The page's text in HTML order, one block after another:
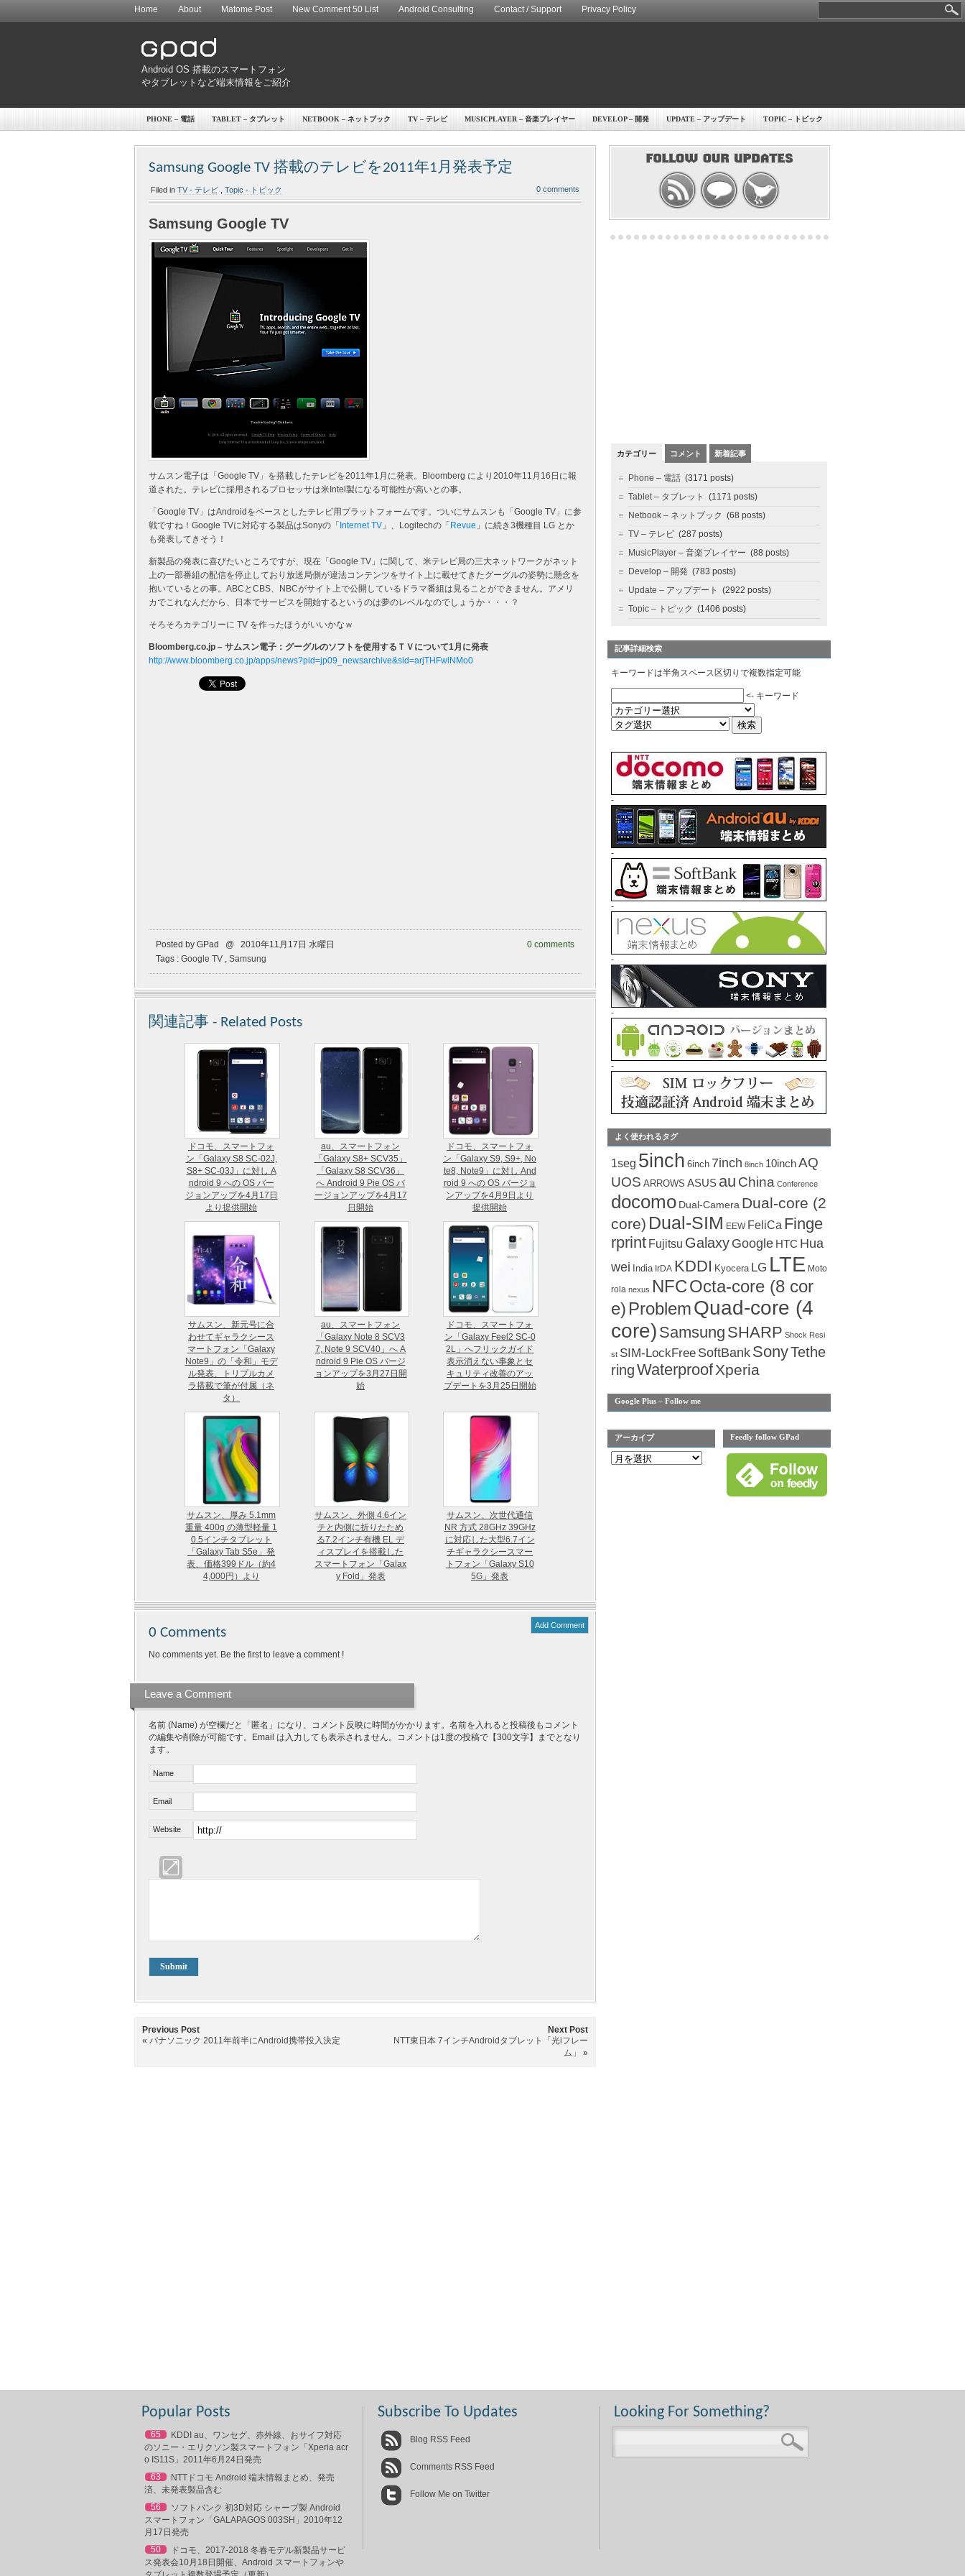
Home About Matome Post New Comment 50 List Android Consulting Contact / Support Privacy Policy
Android OS 搭載のスマートフォン
やタブレットなど端末情報をご紹介
PHONE – 電話 TABLET – タブレット NETBOOK – ネットブック TV – テレビ MUSICPLAYER – 音楽プレイヤー DEVELOP – 開発 UPDATE – アップデート TOPIC – トピック
Samsung Google TV 搭載のテレビを2011年1月発表予定
Filed in TV - テレビ Topic - トピック 0 comments
Samsung Google TV
サムスン電子は「Google TV」を搭載したテレビを2011年1月に発表。Bloomberg により2010年11月16日に報
道された。テレビに採用されるプロセッサは米Intel製になる可能性が高いとの事。
「Google TV」はAndroidをベースとしたテレビ用プラットフォームです。ついにサムスンも「Google TV」に参
戦ですね！Google TVに対応する製品はSonyの「 Internet TV 」、Logitechの「 Revue 」に続き3機種目 LG とか
も発表してきそう！
新製品の発表に喜びたいところですが、現在「Google TV」に関して、米テレビ局の三大ネットワークがネット
上の一部番組の配信を停止しており放送局側が違法コンテンツをサイト上に載せてきたグーグルの姿勢に懸念を
抱いているとの事。ABCとCBS、NBCがサイト上で公開しているドラマ番組は見ることができません。アメリ
カでこれなんだから、日本でサービスを開始するというのは夢のレベルなのでしょうか・・・？
そろそろカテゴリーに TV を作ったほうがいいかなｗ
Bloomberg.co.jp – サムスン電子：グーグルのソフトを使用するＴＶについて1月に発表
http://www.bloomberg.co.jp/apps/news?pid=jp09_newsarchive&sid=arjTHFwlNMo0
Posted by GPad @ 2010年11月17日 水曜日
0 comments
Tags : Google TV , Samsung
関連記事 - Related Posts
ドコモ、スマートフォ
ン「Galaxy S8 SC-02J,
S8+ SC-03J」に対し A
ndroid 9 への OS バー
ジョンアップを4月17日
より提供開始
au、スマートフォン
「Galaxy S8+ SCV35」
「Galaxy S8 SCV36」
へ Android 9 Pie OS バ
ージョンアップを4月17
日開始
ドコモ、スマートフォ
ン「Galaxy S9, S9+, No
te8, Note9」に対し And
roid 9 への OS バージョ
ンアップを4月9日より
提供開始
サムスン、新元号に合
わせてギャラクシース
マートフォン「Galaxy
Note9」の「令和」モデ
ル発表、トリプルカメ
ラ搭載で筆が付属（ネ
タ）
au、スマートフォン
「Galaxy Note 8 SCV3
7, Note 9 SCV40」へ A
ndroid 9 Pie OS バージ
ョンアップを3月27日開
始
ドコモ、スマートフォ
ン「Galaxy Feel2 SC-0
2L」へフリックガイド
表示消えない事象とセ
キュリティ改善のアッ
プデートを3月25日開始
サムスン、厚み 5.1mm
重量 400g の薄型軽量 1
0.5インチタブレット
「Galaxy Tab S5e」発
表、価格399ドル（約4
4,000円）より
サムスン、外側 4.6イン
チと内側に折りたため
る7.2インチ有機 EL デ
ィスプレイを搭載した
スマートフォン「Galax
y Fold」発表
サムスン、次世代通信
NR 方式 28GHz 39GHz
に対応した大型6.7イン
チギャラクシースマー
トフォン「Galaxy S10
5G」発表
0 Comments Add Comment
No comments yet. Be the first to leave a comment !
Leave a Comment
名前 (Name) が空欄だと「匿名」になり、コメント反映に時間がかかります。名前を入れると投稿後もコメント
の編集や削除が可能です。Email は入力しても表示されません。コメントは1度の投稿で【300文字】までとなり
ます。
Name
Email
Website
Previous Post
« パナソニック 2011年前半にAndroid携帯投入決定
Next Post
NTT東日本 7インチAndroidタブレット「光iフレー
ム」
»
カテゴリー コメント 新着記事
Phone – 電話 (3171 posts)
Tablet – タブレット
(1171 posts)
Netbook – ネットブック (68 posts)
TV – テレビ (287 posts)
MusicPlayer – 音楽プレイヤー (88 posts)
Develop – 開発 (783 posts)
Update – アップデート
(2922 posts)
Topic – トピック (1406 posts)
記事詳細検索
キーワードは半角スペース区切りで複数指定可能
<- キーワード
-
-
-
-
-
-
よく使われるタグ
1seg 5inch 6inch 7inch 8inch 10inchAQ
UOS ARROWS ASUS au China Conference
docomo Dual-Camera Dual-core (2
core) Dual-SIM EEW FeliCa Finge
rprint Fujitsu Galaxy Google HTC Hua
wei India IrDA KDDI Kyocera LG LTE Moto
rola nexus NFCOcta-core (8 cor
e) ProblemQuad-core (4
core) Samsung SHARP Shock Resi
st SIM-LockFree SoftBank SonyTethe
ringWaterproofXperia
Google Plus – Follow me
アーカイブ Feedly follow GPad
Popular Posts
65
KDDI au、ワンセグ、赤外線、おサイフ対応
のソニー・エリクソン製スマートフォン「Xperia acr
o IS11S」2011年6月24日発売
63
NTTドコモ Android 端末情報まとめ、発売
済、未発表製品含む
56
ソフトバンク 初3D対応 シャープ製 Android
スマートフォン「GALAPAGOS 003SH」2010年12
月17日発売
50
ドコモ、2017-2018 冬春モデル新製品サービ
ス発表会10月18日開催、Android スマートフォンや
Subscribe To Updates
Blog RSS Feed
Comments RSS Feed
Follow Me on Twitter
Looking For Something?